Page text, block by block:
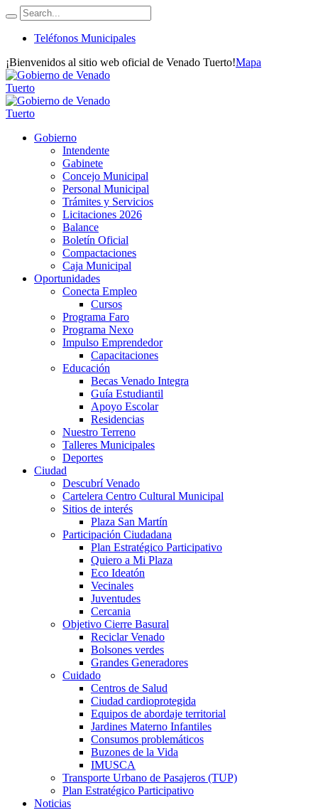
Teléfonos Municipales
¡Bienvenidos al sitio web oficial de Venado Tuerto!Mapa
Gobierno
Intendente
Gabinete
Concejo Municipal
Personal Municipal
Trámites y Servicios
Licitaciones 2026
Balance
Boletín Oficial
Compactaciones
Caja Municipal
Oportunidades
Conecta Empleo
Cursos
Programa Faro
Programa Nexo
Impulso Emprendedor
Capacitaciones
Educación
Becas Venado Integra
Guía Estudiantil
Apoyo Escolar
Residencias
Nuestro Terreno
Talleres Municipales
Deportes
Ciudad
Descubrí Venado
Cartelera Centro Cultural Municipal
Sitios de interés
Plaza San Martín
Participación Ciudadana
Plan Estratégico Participativo
Quiero a Mi Plaza
Eco Ideatón
Vecinales
Juventudes
Cercania
Objetivo Cierre Basural
Reciclar Venado
Bolsones verdes
Grandes Generadores
Cuidado
Centros de Salud
Ciudad cardioprotegida
Equipos de abordaje territorial
Jardines Materno Infantiles
Consumos problemáticos
Buzones de la Vida
IMUSCA
Transporte Urbano de Pasajeros (TUP)
Plan Estratégico Participativo
Noticias